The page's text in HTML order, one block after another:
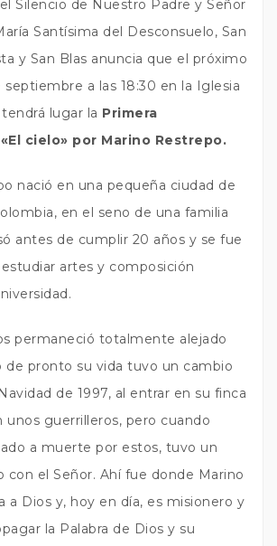
Silencio de Nuestro Padre y Señor
Santísima del Desconsuelo, San
y San Blas anuncia que el próximo
septiembre a las 18:30 en la Iglesia
lugar la Primera
cielo» por Marino Restrepo.
nació en una pequeña ciudad de
en el seno de una familia
antes de cumplir 20 años y se fue
artes y composición
permaneció totalmente alejado
de pronto su vida tuvo un cambio
de 1997, al entrar en su finca
unos guerrilleros, pero cuando
a muerte por estos, tuvo un
con el Señor. Ahí fue donde Marino
a Dios y, hoy en día, es misionero y
la Palabra de Dios y su